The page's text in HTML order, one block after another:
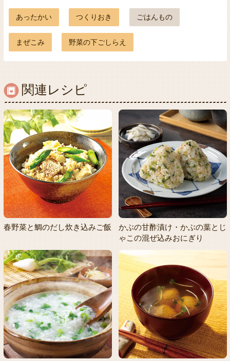
あったかい つくりおき ごはんもの
まぜこみ 野菜の下ごしらえ
関連レシピ
春野菜と鯛のだし炊き込みご飯
かぶの甘酢漬け・かぶの葉とじ
ゃこの混ぜ込みおにぎり